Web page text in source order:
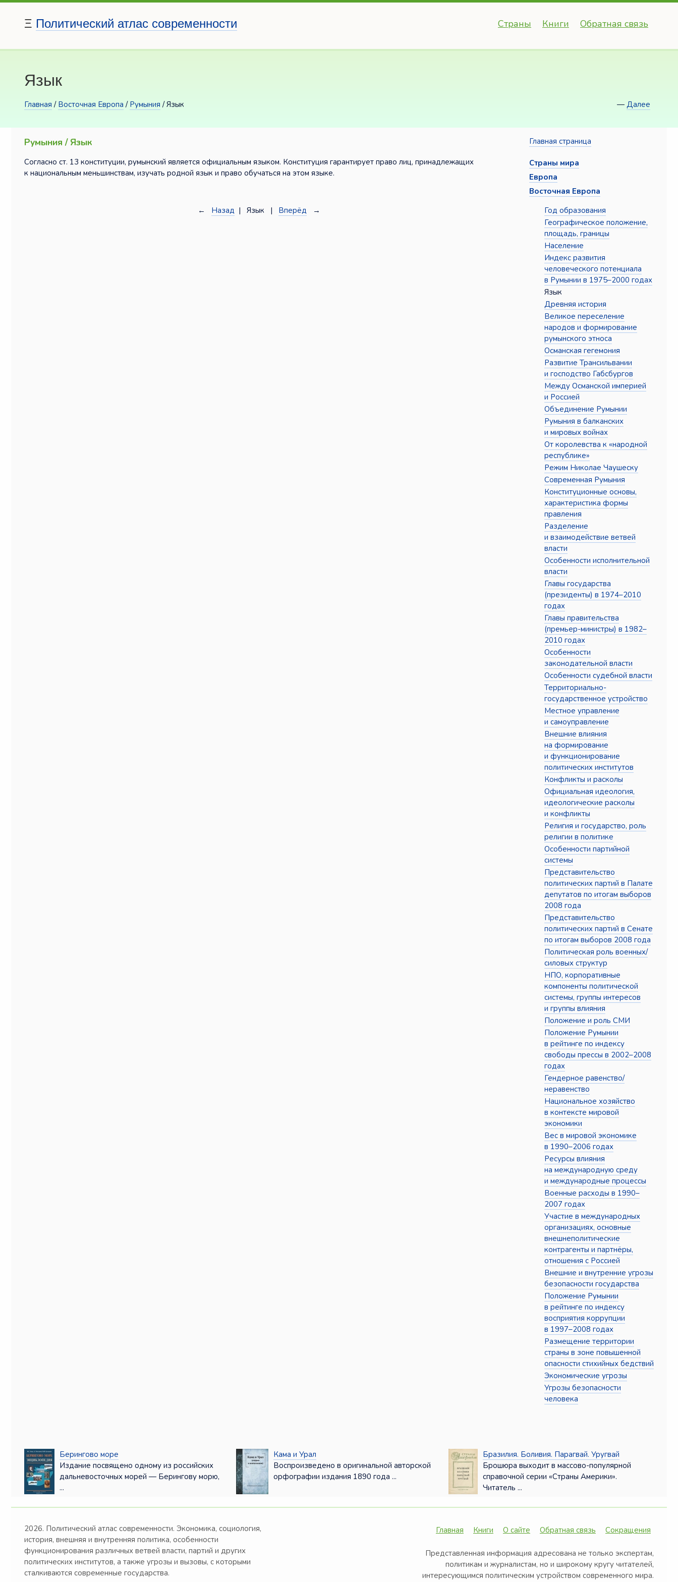
Ξ Политический атлас современности Страны Книги Обратная связь
Язык
Главная / Восточная Европа / Румыния / Язык — Далее
Румыния / Язык
Согласно ст. 13 конституции, румынский является официальным языком. Конституция гарантирует право лиц, принадлежащих
к национальным меньшинствам, изучать родной язык и право обучаться на этом языке.
← Назад | Язык | Вперёд →
Главная страница
Страны мира
Европа
Восточная Европа
Год образования
Географическое положение,
площадь, границы
Население
Индекс развития
человеческого потенциала
в Румынии в 1975–2000 годах
Язык
Древняя история
Великое переселение
народов и формирование
румынского этноса
Османская гегемония
Развитие Трансильвании
и господство Габсбургов
Между Османской империей
и Россией
Объединение Румынии
Румыния в балканских
и мировых войнах
От королевства к «народной
республике»
Режим Николае Чаушеску
Современная Румыния
Конституционные основы,
характеристика формы
правления
Разделение
и взаимодействие ветвей
власти
Особенности исполнительной
власти
Главы государства
(президенты) в 1974–2010
годах
Главы правительства
(премьер-министры) в 1982–
2010 годах
Особенности
законодательной власти
Особенности судебной власти
Территориально-
государственное устройство
Местное управление
и самоуправление
Внешние влияния
на формирование
и функционирование
политических институтов
Конфликты и расколы
Официальная идеология,
идеологические расколы
и конфликты
Религия и государство, роль
религии в политике
Особенности партийной
системы
Представительство
политических партий в Палате
депутатов по итогам выборов
2008 года
Представительство
политических партий в Сенате
по итогам выборов 2008 года
Политическая роль военных/
силовых структур
НПО, корпоративные
компоненты политической
системы, группы интересов
и группы влияния
Положение и роль СМИ
Положение Румынии
в рейтинге по индексу
свободы прессы в 2002–2008
годах
Гендерное равенство/
неравенство
Национальное хозяйство
в контексте мировой
экономики
Вес в мировой экономике
в 1990–2006 годах
Ресурсы влияния
на международную среду
и международные процессы
Военные расходы в 1990–
2007 годах
Участие в международных
организациях, основные
внешнеполитические
контрагенты и партнёры,
отношения с Россией
Внешние и внутренние угрозы
безопасности государства
Положение Румынии
в рейтинге по индексу
восприятия коррупции
в 1997–2008 годах
Размещение территории
страны в зоне повышенной
опасности стихийных бедствий
Экономические угрозы
Угрозы безопасности
человека
Берингово море
Издание посвящено одному из российских
дальневосточных морей — Берингову морю,
...
Кама и Урал
Воспроизведено в оригинальной авторской
орфографии издания 1890 года ...
Бразилия. Боливия. Парагвай. Уругвай
Брошюра выходит в массово-популярной
справочной серии «Страны Америки».
Читатель ...
2026. Политический атлас современности. Экономика, социология,
история, внешняя и внутренняя политика, особенности
функционирования различных ветвей власти, партий и других
политических институтов, а также угрозы и вызовы, с которыми
сталкиваются современные государства.
Главная Книги О сайте Обратная связь Сокращения
Представленная информация адресована не только экспертам,
политикам и журналистам, но и широкому кругу читателей,
интересующимся политическим устройством современного мира.